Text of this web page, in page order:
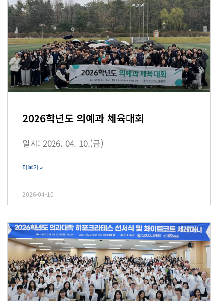
2026학년도 의예과 체육대회
일시: 2026. 04. 10.(금)
더보기 »
2026-04-10